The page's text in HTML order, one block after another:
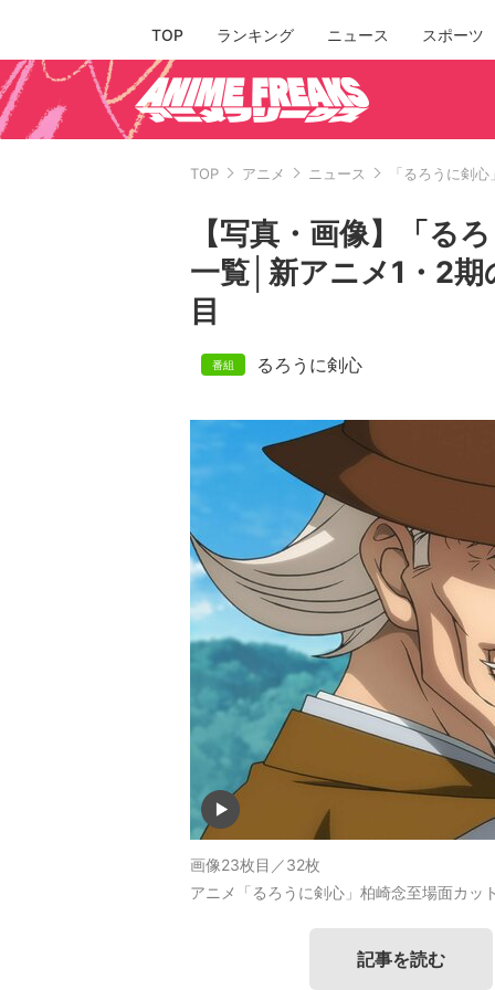
TOP ランキング ニュース スポーツ
TOP アニメ ニュース 「るろうに剣
【写真・画像】「る
一覧│新アニメ1・2
目
るろうに剣心
画像23枚目／32枚
アニメ「るろうに剣心」柏崎念至場面カッ
記事を読む